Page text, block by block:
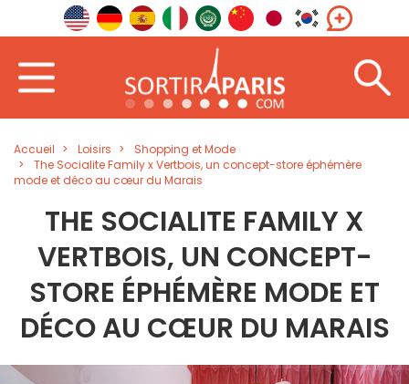
Accueil Loisirs
Shopping et Mode
The Socialite Family x Vertbois, un concept-store éphémère
mode et déco au cœur du Marais
THE SOCIALITE FAMILY X
VERTBOIS, UN CONCEPT-
STORE ÉPHÉMÈRE MODE ET
DÉCO AU CŒUR DU MARAIS